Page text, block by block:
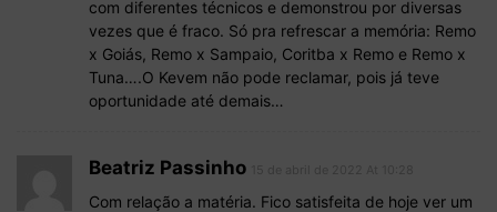
com diferentes técnicos e demonstrou por diversas
vezes que é fraco. Só pra refrescar a memória: Remo
x Goiás, Remo x Sampaio, Coritba x Remo e Remo x
Tuna….O Kevem não pode reclamar, pois já teve
oportunidade até demais…
Beatriz Passinho
Com relação a matéria. Fico satisfeita de hoje ver um